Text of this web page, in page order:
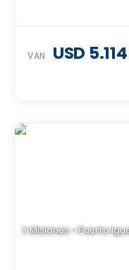
VAN USD 5.114
Misiones - Puerto